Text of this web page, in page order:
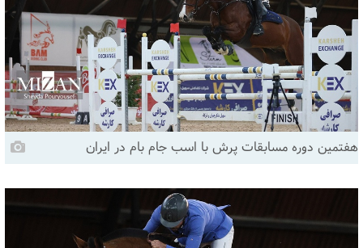
هفتمین دوره مسابقات پرش با اسب جام بام در ایران